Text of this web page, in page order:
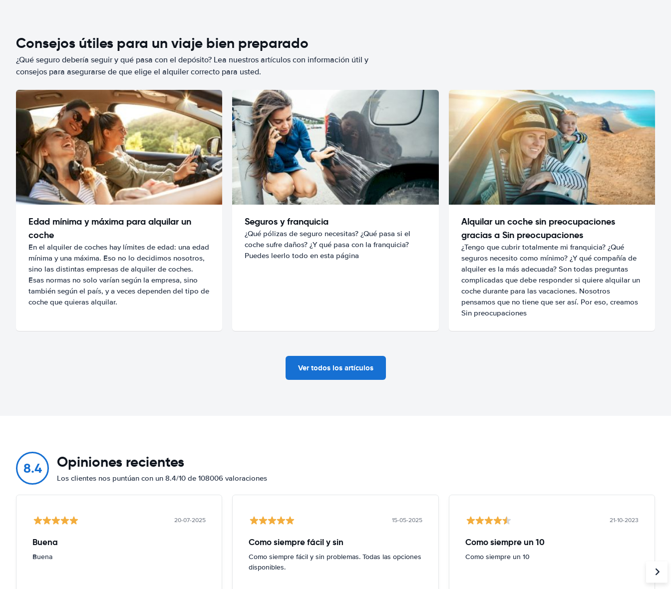
Consejos útiles para un viaje bien preparado
¿Qué seguro debería seguir y qué pasa con el depósito? Lea nuestros artículos con información útil y
consejos para asegurarse de que elige el alquiler correcto para usted.
Edad mínima y máxima para alquilar un
coche
En el alquiler de coches hay límites de edad: una edad
mínima y una máxima. Eso no lo decidimos nosotros,
sino las distintas empresas de alquiler de coches.
Esas normas no solo varían según la empresa, sino
también según el país, y a veces dependen del tipo de
coche que quieras alquilar.
Seguros y franquicia
¿Qué pólizas de seguro necesitas? ¿Qué pasa si el
coche sufre daños? ¿Y qué pasa con la franquicia?
Puedes leerlo todo en esta página
Alquilar un coche sin preocupaciones
gracias a Sin preocupaciones
¿Tengo que cubrir totalmente mi franquicia? ¿Qué
seguros necesito como mínimo? ¿Y qué compañía de
alquiler es la más adecuada? Son todas preguntas
complicadas que debe responder si quiere alquilar un
coche durante para las vacaciones. Nosotros
pensamos que no tiene que ser así. Por eso, creamos
Sin preocupaciones
Ver todos los artículos
8.4 Opiniones recientes
Los clientes nos puntúan con un 8.4/10 de 108006 valoraciones
20-07-2025
Buena
Buena
15-05-2025
Como siempre fácil y sin
Como siempre fácil y sin problemas. Todas las opciones
disponibles.
21-10-2023
Como siempre un 10
Como siempre un 10